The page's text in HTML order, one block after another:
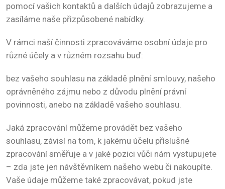
pomocí vašich kontaktů a dalších údajů zobrazujeme a
zasíláme naše přizpůsobené nabídky.
V rámci naší činnosti zpracováváme osobní údaje pro
různé účely a v různém rozsahu buď:
bez vašeho souhlasu na základě plnění smlouvy, našeho
oprávněného zájmu nebo z důvodu plnění právní
povinnosti, anebo na základě vašeho souhlasu.
Jaká zpracování můžeme provádět bez vašeho
souhlasu, závisí na tom, k jakému účelu příslušné
zpracování směřuje a v jaké pozici vůči nám vystupujete
– zda jste jen návštěvníkem našeho webu či nakoupíte.
Vaše údaje můžeme také zpracovávat, pokud jste